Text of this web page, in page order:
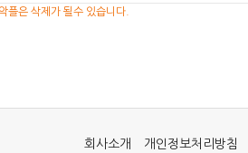
플은 삭제가 될수 있습니다.
회사소개 개인정보처리방침